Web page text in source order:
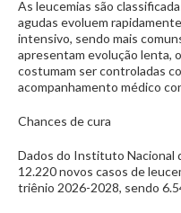
As leucemias são
agudas evoluem
intensivo, sendo mais
apresentam evolução lenta,
costumam ser controladas
acompanhamento médico
Chances de cura
Dados do Instituto Nacional
12.220 novos casos de
triênio 2026-2028, sendo